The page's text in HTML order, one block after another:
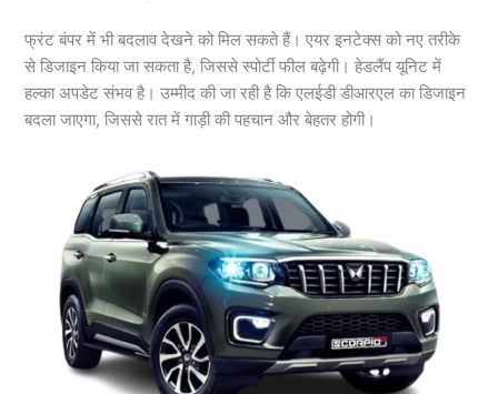
फ्रंट बंपर में भी बदलाव देखने को मिल सकते हैं। एयर इनटेक्स को नए तरीके
से डिजाइन किया जा सकता है, जिससे स्पोर्टी फील बढ़ेगी। हेडलैंप यूनिट में
हल्का अपडेट संभव है। उम्मीद की जा रही है कि एलईडी डीआरएल का डिजाइन
बदला जाएगा, जिससे रात में गाड़ी की पहचान और बेहतर होगी।